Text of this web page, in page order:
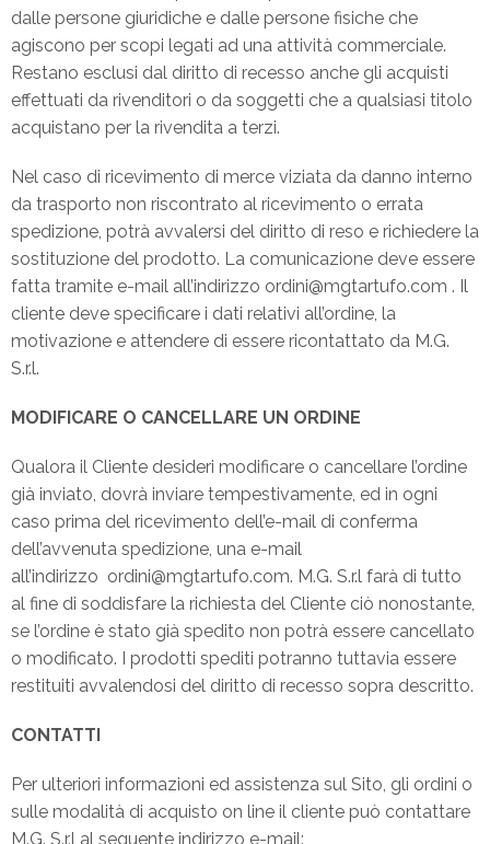
dalle persone giuridiche e dalle persone fisiche che
agiscono per scopi legati ad una attività commerciale.
Restano esclusi dal diritto di recesso anche gli acquisti
effettuati da rivenditori o da soggetti che a qualsiasi titolo
acquistano per la rivendita a terzi.
Nel caso di ricevimento di merce viziata da danno interno
da trasporto non riscontrato al ricevimento o errata
spedizione, potrà avvalersi del diritto di reso e richiedere la
sostituzione del prodotto. La comunicazione deve essere
fatta tramite e-mail all’indirizzo ordini@mgtartufo.com . Il
cliente deve specificare i dati relativi all’ordine, la
motivazione e attendere di essere ricontattato da M.G.
S.r.l.
MODIFICARE O CANCELLARE UN ORDINE
Qualora il Cliente desideri modificare o cancellare l’ordine
già inviato, dovrà inviare tempestivamente, ed in ogni
caso prima del ricevimento dell’e-mail di conferma
dell’avvenuta spedizione, una e-mail
all’indirizzo ordini@mgtartufo.com. M.G. S.r.l farà di tutto
al fine di soddisfare la richiesta del Cliente ciò nonostante,
se l’ordine è stato già spedito non potrà essere cancellato
o modificato. I prodotti spediti potranno tuttavia essere
restituiti avvalendosi del diritto di recesso sopra descritto.
CONTATTI
Per ulteriori informazioni ed assistenza sul Sito, gli ordini o
sulle modalità di acquisto on line il cliente può contattare
M.G. S.r.l al seguente indirizzo e-mail: